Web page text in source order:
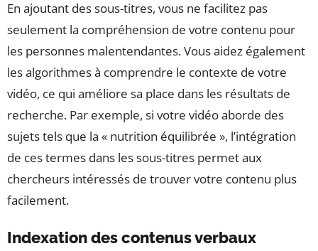
En ajoutant des sous-titres, vous ne facilitez pas
seulement la compréhension de votre contenu pour
les personnes malentendantes. Vous aidez également
les algorithmes à comprendre le contexte de votre
vidéo, ce qui améliore sa place dans les résultats de
recherche. Par exemple, si votre vidéo aborde des
sujets tels que la « nutrition équilibrée », l’intégration
de ces termes dans les sous-titres permet aux
chercheurs intéressés de trouver votre contenu plus
facilement.
Indexation des contenus verbaux